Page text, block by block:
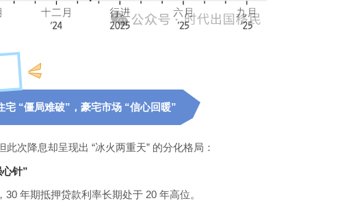
宅 “僵局难破”，豪宅市场 “信心回暖”
次降息却呈现出 “冰火两重天” 的分化格局：
针”
年期抵押贷款利率长期处于 20 年高位。